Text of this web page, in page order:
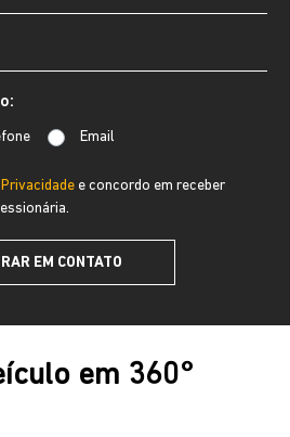
Email
e concordo em receber
EM CONTATO
em 360°